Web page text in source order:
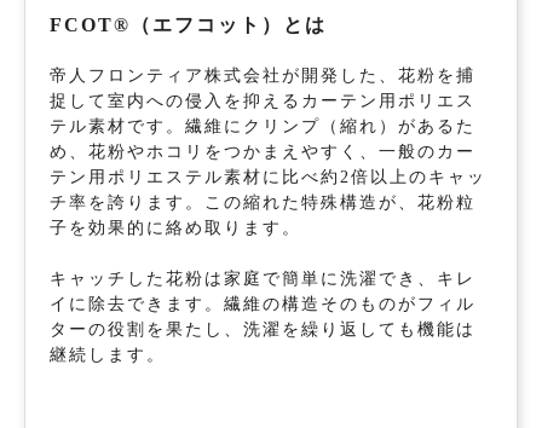
FCOT®（エフコット）とは
帝人フロンティア株式会社が開発した、花粉を捕
捉して室内への侵入を抑えるカーテン用ポリエス
テル素材です。繊維にクリンプ（縮れ）があるた
め、花粉やホコリをつかまえやすく、一般のカー
テン用ポリエステル素材に比べ約2倍以上のキャッ
チ率を誇ります。この縮れた特殊構造が、花粉粒
子を効果的に絡め取ります。
キャッチした花粉は家庭で簡単に洗濯でき、キレ
イに除去できます。繊維の構造そのものがフィル
ターの役割を果たし、洗濯を繰り返しても機能は
継続します。